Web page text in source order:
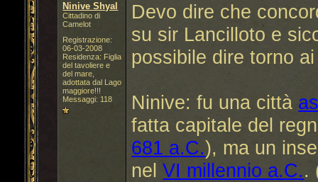
Ninive Shyal
Cittadino di
Camelot
Registrazione:
06-03-2008
Residenza: Figlia
del tavoliere e
del mare,
adottata dal Lago
maggiore!!!
Messaggi: 118
Devo dire che
su sir Lancilloto e
possibile dire torno
Ninive: fu una città
fatta capitale del
681 a.C.), ma un
nelVI millennio a.C..